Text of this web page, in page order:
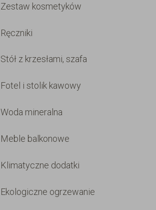
Zestaw kosmetyków
Ręczniki
Stół z krzesłami, szafa
Fotel i stolik kawowy
Woda mineralna
Meble balkonowe
Klimatyczne dodatki
Ekologiczne ogrzewanie